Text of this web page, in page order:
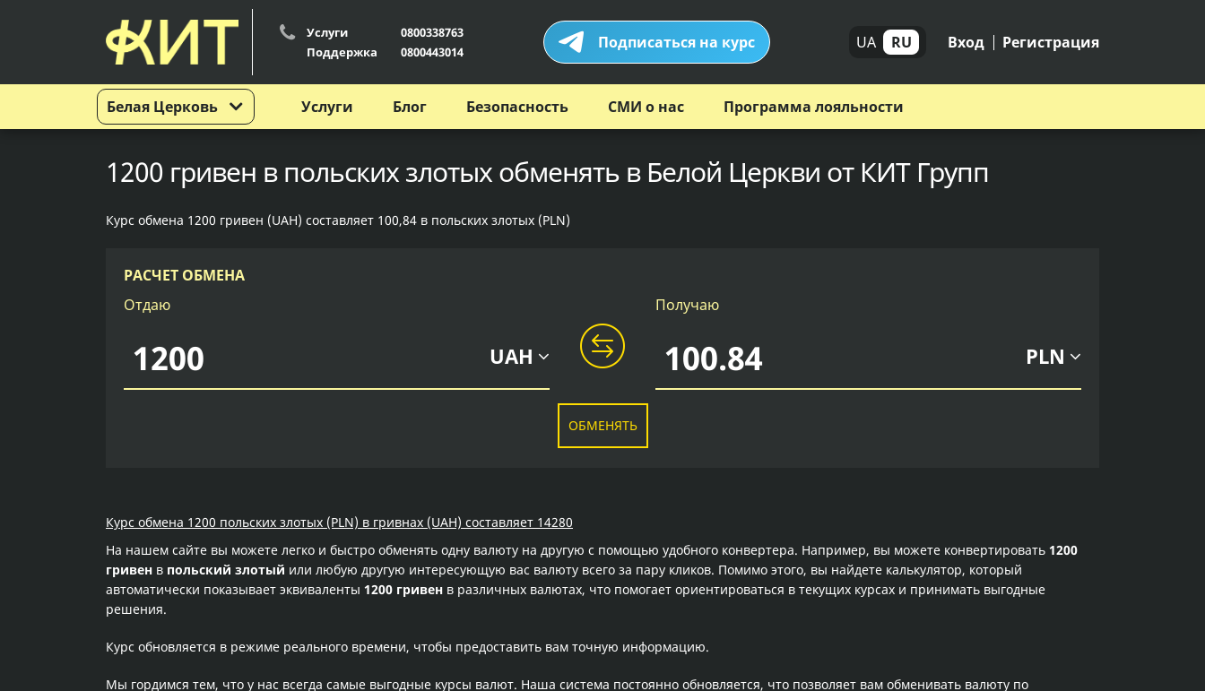
Белая Церковь
Услуги
0800338763
Поддержка
0800443014 Подписаться на курс UA RU Вход Регистрация
Услуги Блог Безопасность СМИ о нас Программа лояльности
1200 гривен в польских злотых обменять в Белой Церкви от КИТ Групп
Курс обмена 1200 гривен (UAH) составляет 100,84 в польских злотых (PLN)
РАСЧЕТ ОБМЕНА
Отдаю
UAH
Получаю
PLN
ОБМЕНЯТЬ
Курс обмена 1200 польских злотых (PLN) в гривнах (UAH) составляет 14280
На нашем сайте вы можете легко и быстро обменять одну валюту на другую с помощью удобного конвертера. Например, вы можете конвертировать 1200
гривен в польский злотый или любую другую интересующую вас валюту всего за пару кликов. Помимо этого, вы найдете калькулятор, который
автоматически показывает эквиваленты 1200 гривен в различных валютах, что помогает ориентироваться в текущих курсах и принимать выгодные
решения.
Курс обновляется в режиме реального времени, чтобы предоставить вам точную информацию.
Мы гордимся тем, что у нас всегда самые выгодные курсы валют. Наша система постоянно обновляется, что позволяет вам обменивать валюту по